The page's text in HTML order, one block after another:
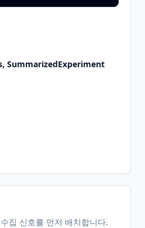
SummarizedExperiment
집 신호를 먼저 배치합니다.